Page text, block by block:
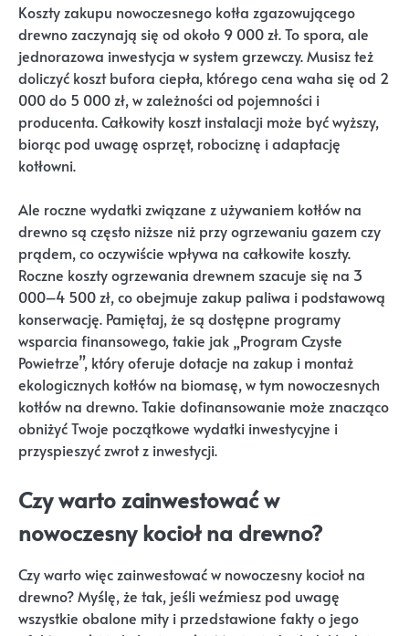
Koszty zakupu nowoczesnego kotła zgazowującego
drewno zaczynają się od około 9 000 zł. To spora, ale
jednorazowa inwestycja w system grzewczy. Musisz też
doliczyć koszt bufora ciepła, którego cena waha się od 2
000 do 5 000 zł, w zależności od pojemności i
producenta. Całkowity koszt instalacji może być wyższy,
biorąc pod uwagę osprzęt, robociznę i adaptację
kotłowni.
Ale roczne wydatki związane z używaniem kotłów na
drewno są często niższe niż przy ogrzewaniu gazem czy
prądem, co oczywiście wpływa na całkowite koszty.
Roczne koszty ogrzewania drewnem szacuje się na 3
000–4 500 zł, co obejmuje zakup paliwa i podstawową
konserwację. Pamiętaj, że są dostępne programy
wsparcia finansowego, takie jak „Program Czyste
Powietrze”, który oferuje dotacje na zakup i montaż
ekologicznych kotłów na biomasę, w tym nowoczesnych
kotłów na drewno. Takie dofinansowanie może znacząco
obniżyć Twoje początkowe wydatki inwestycyjne i
przyspieszyć zwrot z inwestycji.
Czy warto zainwestować w
nowoczesny kocioł na drewno?
Czy warto więc zainwestować w nowoczesny kocioł na
drewno? Myślę, że tak, jeśli weźmiesz pod uwagę
wszystkie obalone mity i przedstawione fakty o jego